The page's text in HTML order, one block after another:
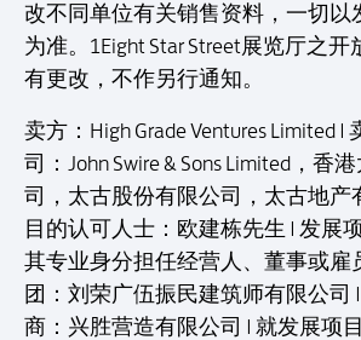
改不同单位有关销售资料，一切以
为准。1Eight Star Street展览厅之
有更改，不作另行通知。
卖方：High Grade Ventures Limited |
司：John Swire & Sons Limited，香
司，太古股份有限公司，太古地产
目的认可人士：欧建栋先生 | 发展
其专业身分担任经营人、董事或雇
团：刘荣广伍振民建筑师有限公司
商：兴胜营造有限公司 | 就发展项